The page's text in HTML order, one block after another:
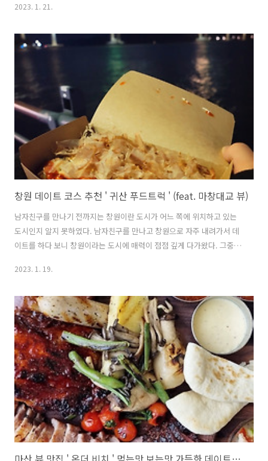
주어야겠다는 생각으로 몸보신 맛집을 찾아보았는데 몸보신하기에도 딱
글을 써보려 한다. 인천 계양 몸보신 맛집 누룩골 위치 : 인천 계양구 경명
대로 954 영업시간 : 11 : 30 -21 : 30 (설날 연휴(21일, 22일 휴무) 주차 :
주차 o 미리 예약도 가능하여 미리 메뉴까지 예약을 하고 방문을 하였는
데 좌석도 많고 손님들도 가득하여서 진짜 맛집인가 보..
2023. 1. 21.
창원 데이트 코스 추천 ' 귀산 푸드트럭 ' (feat. 마창대교 뷰)
남자친구를 만나기 전까지는 창원이란 도시가 어느 쪽에 위치하고 있는
도시인지 알지 못하였다. 남자친구를 만나고 창원으로 자주 내려가서 데
이트를 하다 보니 창원이라는 도시에 매력이 점점 깊게 다가왔다. 그중
생각하였는데, 실제로 가보니 너무 아름답고 예쁜 동네였다. 바다와 마창
이 자리 잡고 있었다. 그리고 바다뷰의 카페들과 식당들도 좋았지만 어둑
어둑 해질 때쯤 오픈하는 푸드트럭이 굉장히 인상적이었다. 오늘의 포스
팅은 바다뷰의 맛집과 카페가 아닌 귀산바다 앞쪽에 위치하여 바다를 밝
게 밝혀주는 푸드트럭이다. 귀산 푸드트럭 맛집 소개 바다를 마주 보고
나란히 위치하고 있는 푸..
2023. 1. 19.